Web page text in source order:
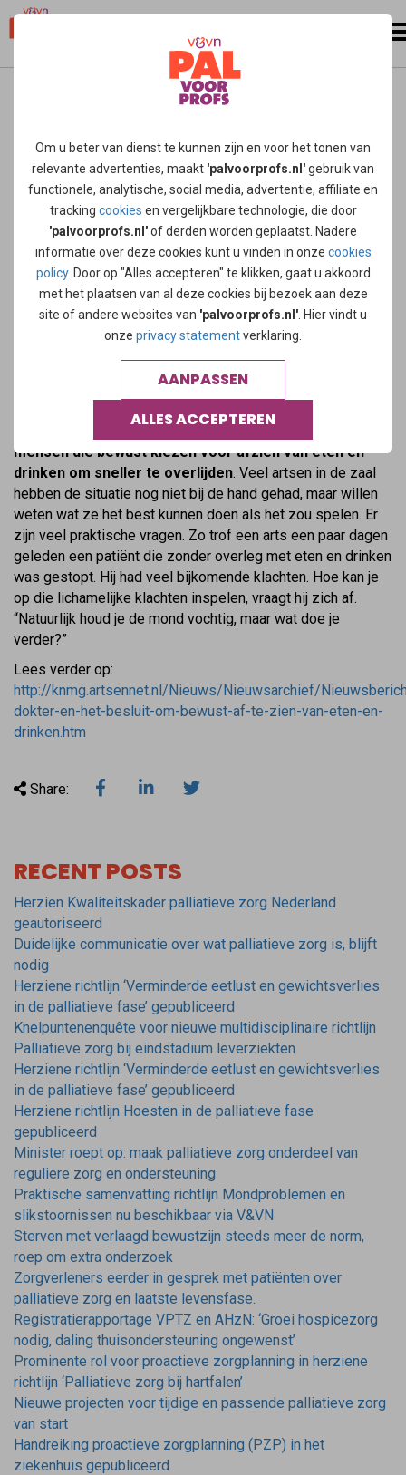
Om u beter van dienst te kunnen zijn en voor het tonen van
relevante advertenties, maakt 'palvoorprofs.nl'gebruik van
functionele, analytische, social media, advertentie, affiliate en
tracking cookies en vergelijkbare technologie, die door
'palvoorprofs.nl'of derden worden geplaatst. Nadere
informatie over deze cookies kunt u vinden in onze cookies
policy. Door op "Alles accepteren" te klikken, gaat u akkoord
met het plaatsen van al deze cookies bij bezoek aan deze
site of andere websites van 'palvoorprofs.nl' . Hier vindt u
onze privacy statementverklaring.
AANPASSEN
ALLES ACCEPTEREN
de dokter en het besluit om bewust af te
DE DOKTER EN HET BESLUIT OM
BEWUST AF TE ZIEN VAN ETEN
EN DRINKEN
Natuurlijk houd je de mond vochtig, maar wat doe je
verder?”, “Stop je abrupt of bouw je af?” en ”Is dit een
natuurlijke dood?” zijn maar een paar van de vragen die
opkwamen tijdens een KNMG-districtsdebat van Rotterdam
en Den Haag op 30 januari.
Het is donderdagavond, velen hebben een lange werkdag
mensen die bewust kiezen voor afzien van eten en
drinken om sneller te overlijden. Veel artsen in de zaal
hebben de situatie nog niet bij de hand gehad, maar willen
weten wat ze het best kunnen doen als het zou spelen. Er
zijn veel praktische vragen. Zo trof een arts een paar dagen
geleden een patiënt die zonder overleg met eten en drinken
was gestopt. Hij had veel bijkomende klachten. Hoe kan je
op die lichamelijke klachten inspelen, vraagt hij zich af.
“Natuurlijk houd je de mond vochtig, maar wat doe je
verder?”
Lees verder op:
http://knmg.artsennet.nl/Nieuws/Nieuwsarchief/
dokter-en-het-besluit-om-bewust-af-te-zien-van-eten-en-
drinken.htm
Share:
RECENT POSTS
Herzien Kwaliteitskader palliatieve zorg Nederland
geautoriseerd
Duidelijke communicatie over wat palliatieve zorg is, blijft
nodig
Herziene richtlijn ‘Verminderde eetlust en gewichtsverlies
in de palliatieve fase’ gepubliceerd
Knelpuntenenquête voor nieuwe multidisciplinaire richtlijn
Palliatieve zorg bij eindstadium leverziekten
Herziene richtlijn ‘Verminderde eetlust en gewichtsverlies
in de palliatieve fase’ gepubliceerd
Herziene richtlijn Hoesten in de palliatieve fase
gepubliceerd
Minister roept op: maak palliatieve zorg onderdeel van
reguliere zorg en ondersteuning
Praktische samenvatting richtlijn Mondproblemen en
slikstoornissen nu beschikbaar via V&VN
Sterven met verlaagd bewustzijn steeds meer de norm,
roep om extra onderzoek
Zorgverleners eerder in gesprek met patiënten over
palliatieve zorg en laatste levensfase.
Registratierapportage VPTZ en AHzN: ‘Groei hospicezorg
nodig, daling thuisondersteuning ongewenst’
Prominente rol voor proactieve zorgplanning in herziene
richtlijn ‘Palliatieve zorg bij hartfalen’
Nieuwe projecten voor tijdige en passende palliatieve zorg
van start
Handreiking proactieve zorgplanning (PZP) in het
ziekenhuis gepubliceerd